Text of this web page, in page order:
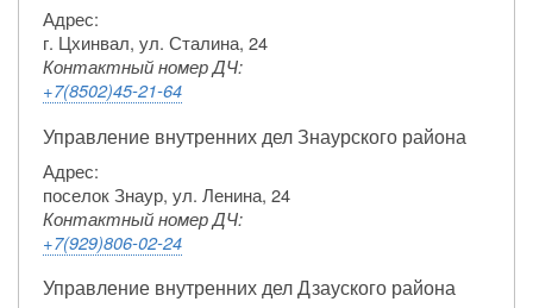
Адрес:
г. Цхинвал, ул. Сталина, 24
Контактный номер ДЧ:
+7(8502)45-21-64
Управление внутренних дел Знаурского района
Адрес:
поселок Знаур, ул. Ленина, 24
Контактный номер ДЧ:
+7(929)806-02-24
Управление внутренних дел Дзауского района